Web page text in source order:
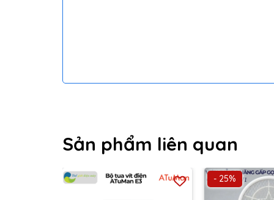
Đối với những người dùng thích tự tay sửa
như Nextool KT5024 là hữu dụng
lưu trữ.
Sản phẩm liên quan
- 25%